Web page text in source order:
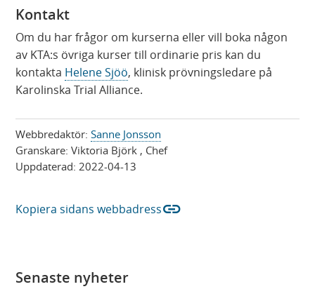
s
t
e
n
y
t
s
i
n
t
Kontakt
Om du har frågor om kurserna eller vill boka någon
av KTA:s övriga kurser till ordinarie pris kan du
kontakta Helene Sjöö, klinisk prövningsledare på
Karolinska Trial Alliance.
Webbredaktör:Sanne Jonsson
Granskare:Viktoria Björk , Chef
Uppdaterad: 2022-04-13
Kopiera sidans webbadresslink
Senaste nyheter